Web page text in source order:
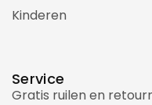
Kinderen
Service
Gratis ruilen en